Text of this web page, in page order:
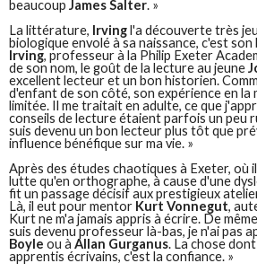
beaucoupJames Salter. »
La littérature, Irvingl'a découverte très
biologique envolé à sa naissance, c'est son
Irving, professeur à la Philip Exeter
de son nom, le goût de la lecture au jeune
excellent lecteur et un bon historien.
d'enfant de son côté, son expérience en
limitée. Il me traitait en adulte, ce que
conseils de lecture étaient parfois un peu
suis devenu un bon lecteur plus tôt que
influence bénéfique sur ma vie. »
Après des études chaotiques à Exeter, où
lutte qu'en orthographe, à cause d'une
fit un passage décisif aux prestigieux
Là, il eut pour mentor Kurt Vonnegut,
Kurt ne m'a jamais appris à écrire. De
suis devenu professeur là-bas, je n'ai pas
Boyleou àAllan Gurganus. La chose
apprentis écrivains, c'est la confiance. »